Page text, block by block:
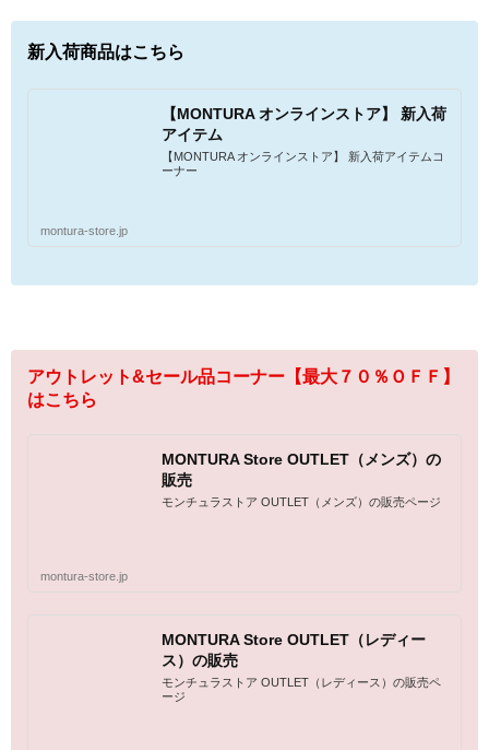
新入荷商品はこちら
【MONTURA オンラインストア】 新入荷
アイテム
【MONTURA オンラインストア】 新入荷アイテムコ
ーナー
montura-store.jp
アウトレット&セール品コーナー【最大７０％ＯＦＦ】
はこちら
MONTURA Store OUTLET（メンズ）の
販売
モンチュラストア OUTLET（メンズ）の販売ページ
montura-store.jp
MONTURA Store OUTLET（レディー
ス）の販売
モンチュラストア OUTLET（レディース）の販売ペ
ージ